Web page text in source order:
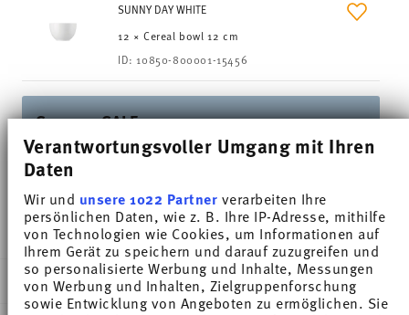
Verantwortungsvoller Umgang mit Ihren
Daten
Wir und unsere 1022 Partnerverarbeiten Ihre
persönlichen Daten, wie z. B. Ihre IP-Adresse, mithilfe
von Technologien wie Cookies, um Informationen auf
Ihrem Gerät zu speichern und darauf zuzugreifen und
so personalisierte Werbung und Inhalte, Messungen
von Werbung und Inhalten, Zielgruppenforschung
sowie Entwicklung von Angeboten zu ermöglichen. Sie
SUNNY DAY WHITE
12 × Cereal bowl 12 cm
ID:10850-800001-15456
Summer SALE
Up to 45% off (almost) all collections!*
Not combinable with external vouchers.
DESCRIPTION